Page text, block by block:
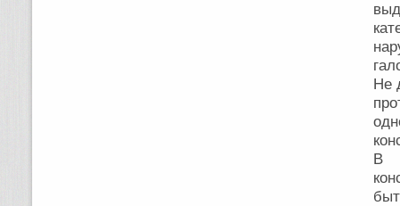
Не
В